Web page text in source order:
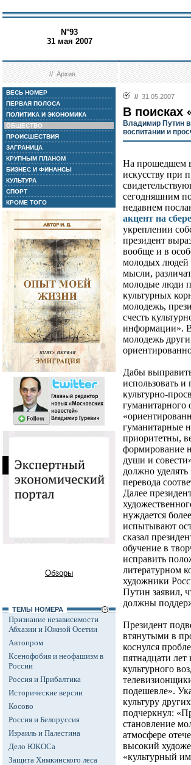
N°93
31 мая 2007
//Архив
ВЕСЬ НОМЕР
ПЕРВАЯ ПОЛОСА
ПОЛИТИКА И ЭКОНОМИКА
ОБЩЕСТВО
ПРОИСШЕСТВИЯ
ЗАГРАНИЦА
КРУПНЫМ ПЛАНОМ
БИЗНЕС И ФИНАНСЫ
КУЛЬТУРА
СПОРТ
КРОМЕ ТОГО
Обзоры
ТЕМЫ НОМЕРА
Признание независимости
Абхазии и Южной Осетии
Автопром
Ксенофобия и неофашизм в
России
Россия и Прибалтика
Исторические версии
Косово
Россия и Белоруссия
Израиль и Палестина
Дело ЮКОСа
Защита Химкинского леса
// 31.05.2007
В поисках
Владимир Путин
воспитании и
На прошедшем
искусству при
сегодняшним
недавнем
акцент на
укреплении
президент
вообще и в
молодых людей
мысли,
молодые люди
культурных
молодежь,
счесть
информации». В
молодежь
Дабы
использовать
культурно-
гуманитарного
гуманитарные
приоритетны,
формирование
души и
должно
перевода
Далее
нуждается
испытывают
сказал
обучение в
исправить
литературном
художники
Путин заявил,
должны
Президент
втянутыми в
коснулся
пятнадцати
культурного
подешевле».
культуру
подчеркнул:
становление
атмосфере
высокий
«культурный